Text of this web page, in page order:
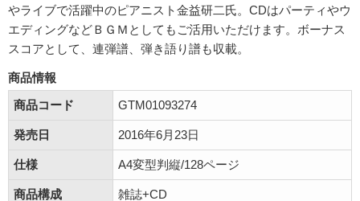
やライブで活躍中のピアニスト金益研二氏。CDはパーティやウ
エディングなどＢＧＭとしてもご活用いただけます。ボーナス
スコアとして、連弾譜、弾き語り譜も収載。
商品情報
商品コード
GTM01093274
発売日 2016年6月23日
仕様 A4変型判縦/128ページ
商品構成 雑誌+CD